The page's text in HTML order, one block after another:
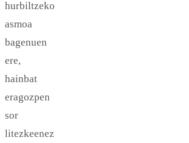
hurbiltzeko
asmoa
bagenuen
ere,
hainbat
eragozpen
sor
litezkeenez